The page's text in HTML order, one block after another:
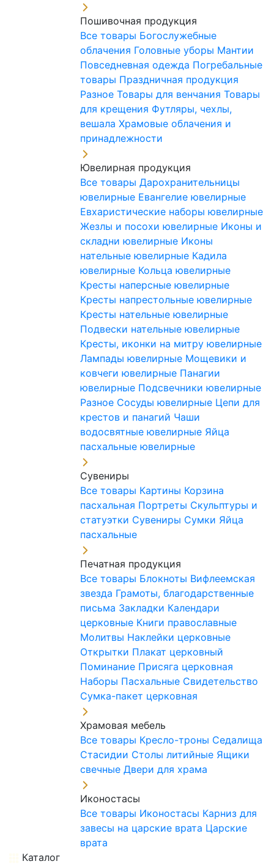
Пошивочная продукция
Все товары Богослужебные
облачения Головные уборы Мантии
Повседневная одежда Погребальные
товары Праздничная продукция
Разное Товары для венчания Товары
для крещения Футляры, чехлы,
вешала Храмовые облачения и
принадлежности
Ювелирная продукция
Все товары Дарохранительницы
ювелирные Евангелие ювелирные
Евхаристические наборы ювелирные
Жезлы и посохи ювелирные Иконы и
складни ювелирные Иконы
нательные ювелирные Кадила
ювелирные Кольца ювелирные
Кресты наперсные ювелирные
Кресты напрестольные ювелирные
Кресты нательные ювелирные
Подвески нательные ювелирные
Кресты, иконки на митру ювелирные
Лампады ювелирные Мощевики и
ковчеги ювелирные Панагии
ювелирные Подсвечники ювелирные
Разное Сосуды ювелирные Цепи для
крестов и панагий Чаши
водосвятные ювелирные Яйца
пасхальные ювелирные
Сувениры
Все товары Картины Корзина
пасхальная Портреты Скульптуры и
статуэтки Сувениры Сумки Яйца
пасхальные
Печатная продукция
Все товары Блокноты Вифлеемская
звезда Грамоты, благодарственные
письма Закладки Календари
церковные Книги православные
Молитвы Наклейки церковные
Открытки Плакат церковный
Поминание Присяга церковная
Наборы Пасхальные Свидетельство
Сумка-пакет церковная
Храмовая мебель
Все товары Кресло-троны Седалища
Стасидии Столы литийные Ящики
свечные Двери для храма
Иконостасы
Все товары Иконостасы Карниз для
завесы на царские врата Царские
врата
Каталог